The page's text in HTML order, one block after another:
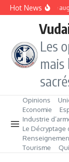
Aller au contenu
Hot News
Le chômage
Les
Opinions
Economie
Industrie
Le Décryptage
Tourisme